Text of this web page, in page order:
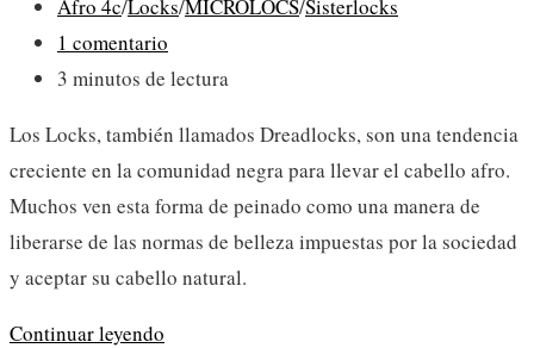
de
la
Afro 4c/Locks/MICROLOCS/Sisterlocks
Comentarios
de
entrada:
1 comentario
Tiempo
lectura:
3 minutos de lectura
Los Locks, también llamados Dreadlocks, son una tendencia
creciente en la comunidad negra para llevar el cabello afro.
Muchos ven esta forma de peinado como una manera de
liberarse de las normas de belleza impuestas por la sociedad
y aceptar su cabello natural.
Continuar leyendo